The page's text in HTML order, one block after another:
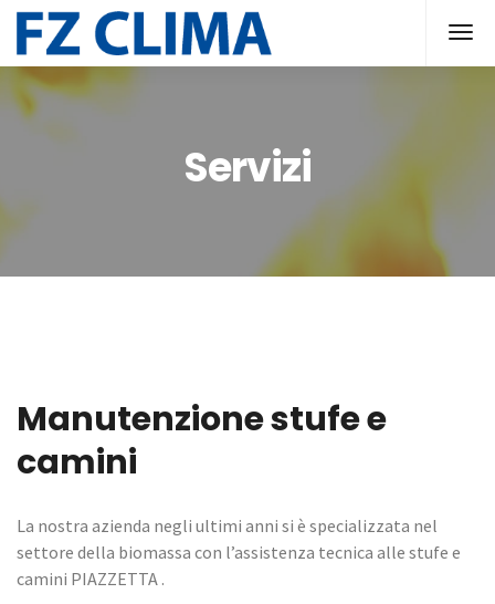
Servizi
Manutenzione stufe e
camini
La nostra azienda negli ultimi anni si è specializzata nel
settore della biomassa con l’assistenza tecnica alle stufe e
camini PIAZZETTA .